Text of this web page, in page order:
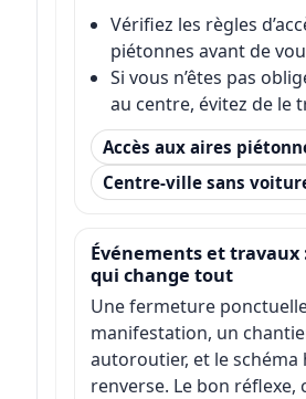
Vérifiez les règles
piétonnes avant de
Si vous n’êtes pas
au centre, évitez de le
Accès aux aires
Centre-ville sans
Événements et travaux
qui change tout
Une fermeture
manifestation, un
autoroutier, et le schéma
renverse. Le bon réflexe,